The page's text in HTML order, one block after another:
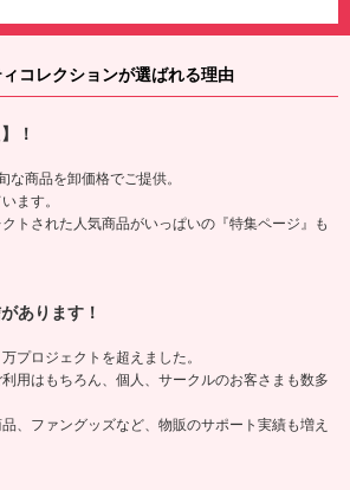
ィコレクションが選ばれる理由
！
な商品を卸価格でご提供。
ます。
トされた人気商品がいっぱいの『特集ページ』も
あります！
プロジェクトを超えました。
用はもちろん、個人、サークルのお客さまも数多
、ファングッズなど、物販のサポート実績も増え